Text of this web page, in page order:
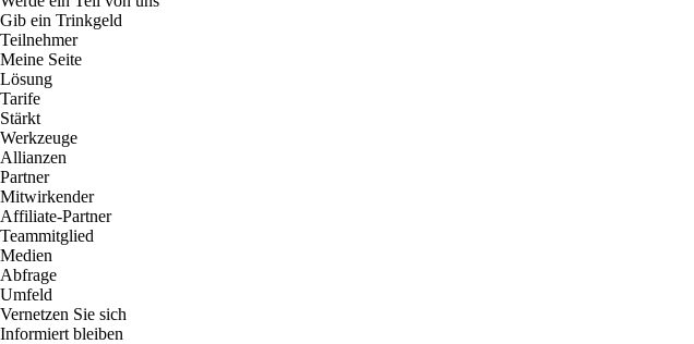
Gib ein Trinkgeld
Teilnehmer
Meine Seite
Lösung
Tarife
Stärkt
Werkzeuge
Allianzen
Partner
Mitwirkender
Affiliate-Partner
Teammitglied
Medien
Abfrage
Umfeld
Vernetzen Sie sich
Informiert bleiben